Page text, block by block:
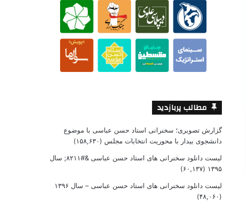
مطالب پربازدید
گزارش تصویری؛ سخنرانی استاد حسن عباسی با موضوع
دانشجوی بیدار با محوریت انتخابات مجلس (۱۵۸,۶۳۰)
لیست دانلود سخنرانی های استاد حسن عباسی &#۸۲۱۱; سال
۱۳۹۵ (۶۰,۱۳۷)
لیست دانلود سخنرانی های استاد حسن عباسی – سال ۱۳۹۶
(۴۸,۰۶۰)